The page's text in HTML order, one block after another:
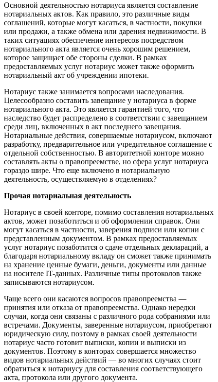
Основной деятельностью нотариуса является составление
нотариальных актов. Как правило, это различные виды
соглашений, которые могут касаться, в частности, покупки
или продажи, а также обмена или дарения недвижимости. В
таких ситуациях обеспечение интересов посредством
нотариального акта является очень хорошим решением,
которое защищает обе стороны сделки. В рамках
предоставляемых услуг нотариус может также оформить
нотариальный акт об учреждении ипотеки.
Нотариус также занимается вопросами наследования.
Целесообразно составить завещание у нотариуса в форме
нотариального акта. Это является гарантией того, что
наследство будет распределено в соответствии с завещанием
среди лиц, включенных в акт последнего завещания.
Нотариальные действия, совершаемые нотариусом, включают
разработку, предварительное или учредительное соглашение с
отдельной собственностью. В авторитетной конторе можно
составлять акты о правопреемстве, но сфера услуг нотариуса
гораздо шире. Что еще включено в нотариальную
деятельность, осуществляемую в отделениях?
Прочая нотариальная деятельность
Нотариус в своей конторе, помимо составления нотариальных
актов, может позаботиться и об оформлении справок. Они
могут касаться в частности, заверения подписи или копии с
представленным документом. В рамках предоставляемых
услуг нотариус позаботится о сдаче отдельных деклараций, а
благодаря нотариальному вкладу он сможет также принимать
на хранение ценные бумаги, деньги, документы или данные
на носителе IT-данных. Различные типы протоколов также
записываются нотариусом.
Чаще всего они касаются вопросов правопреемства —
принятия или отказа от правопреемства. Однако нередки
случаи, когда они связаны с различного рода собраниями или
встречами. Документы, заверенные нотариусом, приобретают
юридическую силу, поэтому в рамках своей деятельности
нотариус часто готовит выписки, копии и выписки из
документов. Поэтому в конторах совершается множество
видов нотариальных действий — во многих случаях стоит
обратиться к нотариусу для составления соответствующего
акта, протокола или другого документа.